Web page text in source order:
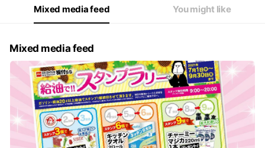
Mixed media feed You might like
Mixed media feed